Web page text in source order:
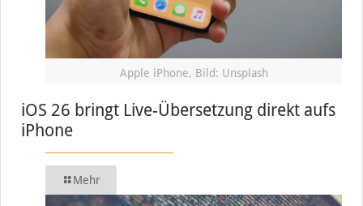
Apple iPhone, Bild: Unsplash
iOS 26 bringt Live-Übersetzung direkt aufs
iPhone
Mehr